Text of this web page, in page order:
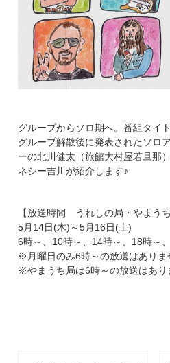
グループからソロ期へ。番組タイ
グループ解散後に発表されたソロ
ーの北川健太（旅館大村屋若旦那
ネシー吉川が紹介します♪
【放送時間 うれしの局・やまうち
5月14日(木)～5月16日(土)
6時～、10時～、14時～、18時～
※月曜日のみ6時～の放送はありま
※やまうち局は6時～の放送はあり